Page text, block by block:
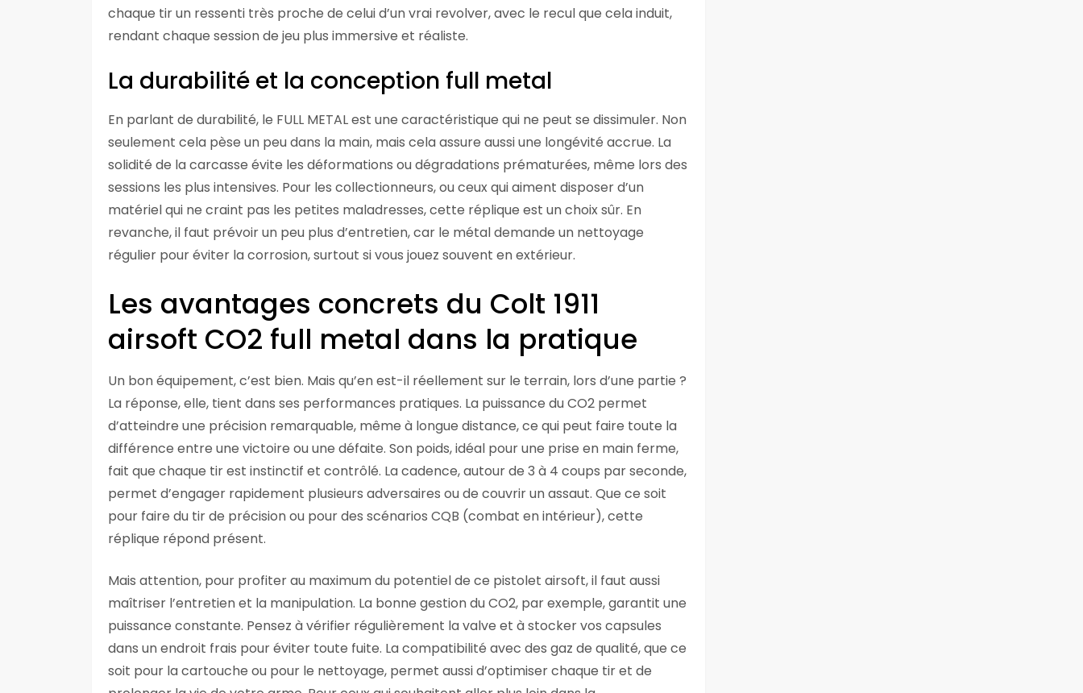
chaque tir un ressenti très proche de celui d’un vrai revolver, avec le recul que cela induit,
rendant chaque session de jeu plus immersive et réaliste.
La durabilité et la conception full metal
En parlant de durabilité, le FULL METAL est une caractéristique qui ne peut se dissimuler. Non
seulement cela pèse un peu dans la main, mais cela assure aussi une longévité accrue. La
solidité de la carcasse évite les déformations ou dégradations prématurées, même lors des
sessions les plus intensives. Pour les collectionneurs, ou ceux qui aiment disposer d’un
matériel qui ne craint pas les petites maladresses, cette réplique est un choix sûr. En
revanche, il faut prévoir un peu plus d’entretien, car le métal demande un nettoyage
régulier pour éviter la corrosion, surtout si vous jouez souvent en extérieur.
Les avantages concrets du Colt 1911
airsoft CO2 full metal dans la pratique
Un bon équipement, c’est bien. Mais qu’en est-il réellement sur le terrain, lors d’une partie ?
La réponse, elle, tient dans ses performances pratiques. La puissance du CO2 permet
d’atteindre une précision remarquable, même à longue distance, ce qui peut faire toute la
différence entre une victoire ou une défaite. Son poids, idéal pour une prise en main ferme,
fait que chaque tir est instinctif et contrôlé. La cadence, autour de 3 à 4 coups par seconde,
permet d’engager rapidement plusieurs adversaires ou de couvrir un assaut. Que ce soit
pour faire du tir de précision ou pour des scénarios CQB (combat en intérieur), cette
réplique répond présent.
Mais attention, pour profiter au maximum du potentiel de ce pistolet airsoft, il faut aussi
maîtriser l’entretien et la manipulation. La bonne gestion du CO2, par exemple, garantit une
puissance constante. Pensez à vérifier régulièrement la valve et à stocker vos capsules
dans un endroit frais pour éviter toute fuite. La compatibilité avec des gaz de qualité, que ce
soit pour la cartouche ou pour le nettoyage, permet aussi d’optimiser chaque tir et de